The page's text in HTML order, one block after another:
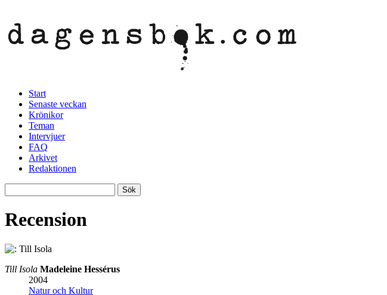
Start
Senaste veckan
Krönikor
Teman
Intervjuer
FAQ
Arkivet
Redaktionen
Recension
Till Isola Madeleine Hessérus
2004
Natur och Kultur